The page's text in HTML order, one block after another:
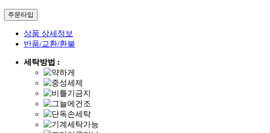
주문타입
상품 상세정보
반품/교환/환불
세탁방법 :